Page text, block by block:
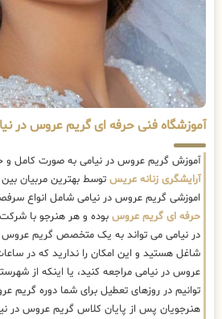
آموزشگاه فنی حرفه ای گریم عروس در
آموزش گریم عروس در نیامی به صورت کامل و
آرایشگری زنانه عریس توسط بهترین مربیان
اموزشی گریم عروس در نیامی شامل انواع
حرفه ای گریم عروس بوده و هر هنرجو با
در نیامی می تواند به یک متخصص گریم
شاغل هستید و این امکان را ندارید که در
عروس در نیامی مراجعه کنید، یا اینکه از
توانیم در روزهای تعطیل برای شما دوره گریم
هنرجویان پس از پایان کلاس گریم عروس در